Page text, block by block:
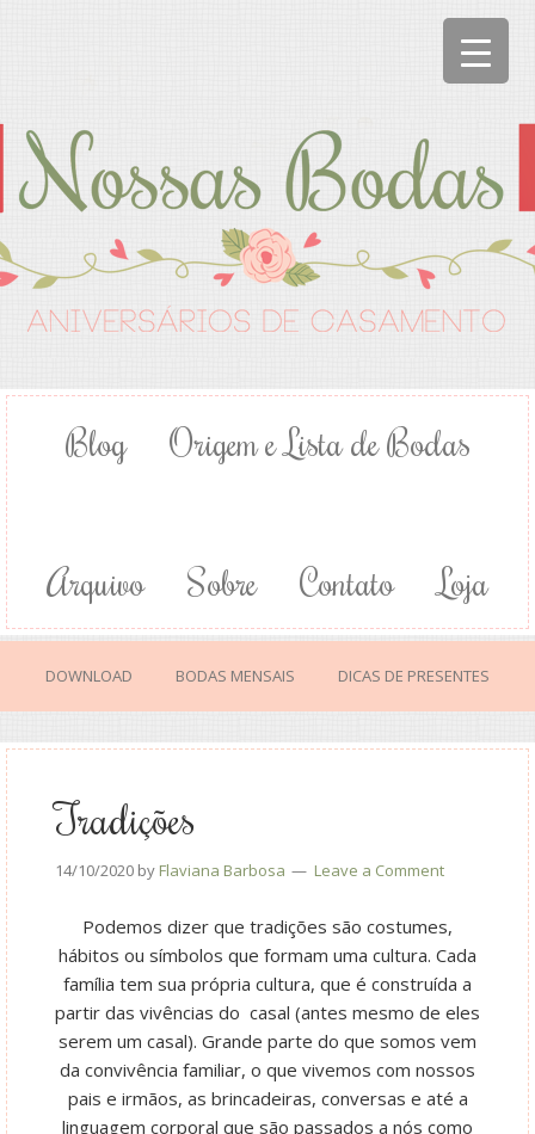
Blog Origem e Lista de Bodas
Arquivo Sobre Contato Loja
DOWNLOAD BODAS MENSAIS DICAS DE PRESENTES
Tradições
14/10/2020 by Flaviana Barbosa Leave a Comment
Podemos dizer que tradições são costumes,
hábitos ou símbolos que formam uma cultura. Cada
família tem sua própria cultura, que é construída a
partir das vivências do casal (antes mesmo de eles
serem um casal). Grande parte do que somos vem
da convivência familiar, o que vivemos com nossos
pais e irmãos, as brincadeiras, conversas e até a
linguagem corporal que são passados a nós como